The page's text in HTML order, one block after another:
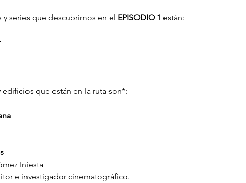
series que descubrimos en el EPISODIO 1 están:
edificios que están en la ruta son*:
Iniesta
e investigador cinematográfico.